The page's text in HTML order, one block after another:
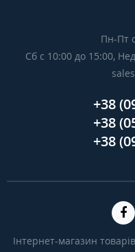
Пн-Пт
Сб с 10:00 до 15:00,
+38
+38
+38
Інтернет-магазин